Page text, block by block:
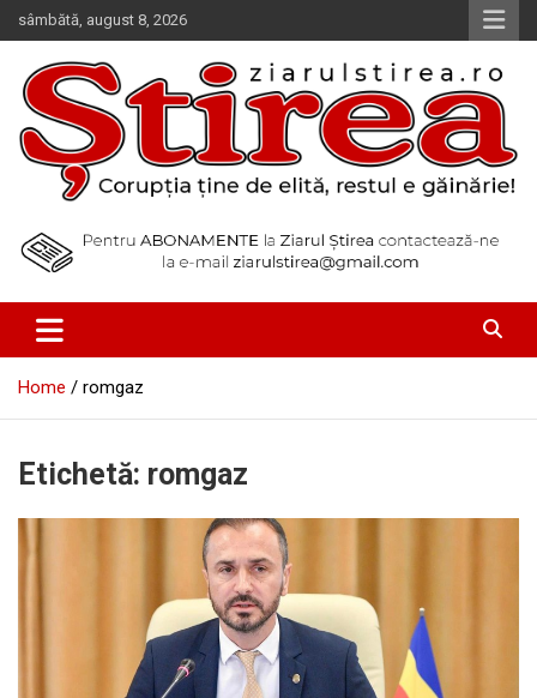
Skip
to
content
sâmbătă, august 8, 2026
Ziarul Știrea
Home romgaz
Etichetă: romgaz